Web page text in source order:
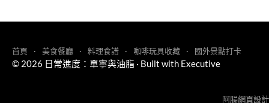
首頁 美食餐廳 料理食譜 咖啡玩具收藏 國外景點打卡
© 2026 日常進度：單寧與油脂 · Built with Executive
阿腸網頁設計